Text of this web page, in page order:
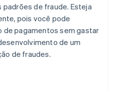
de fraude. Esteja
pois você pode
de pagamentos sem gastar
de um
de fraudes.